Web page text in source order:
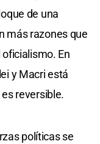
de una
más razones que
En
y Macri está
reversible.
políticas se